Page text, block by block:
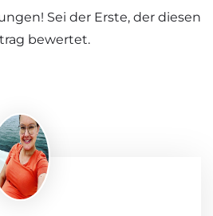
Sei der Erste, der diesen
bewertet.